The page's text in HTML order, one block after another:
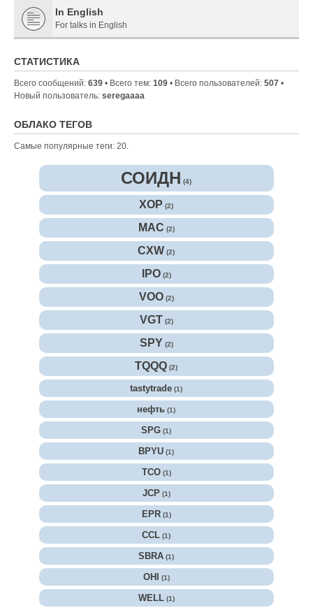
In English
For talks in English
СТАТИСТИКА
Всего сообщений: 639 • Всего тем: 109 • Всего пользователей: 507 •
Новый пользователь: seregaaaa
ОБЛАКО ТЕГОВ
Самые популярные теги: 20.
СОИДН (4)
XOP (2)
MAC (2)
CXW (2)
IPO (2)
VOO (2)
VGT (2)
SPY (2)
TQQQ (2)
tastytrade (1)
нефть (1)
SPG (1)
BPYU (1)
TCO (1)
JCP (1)
EPR (1)
CCL (1)
SBRA (1)
OHI (1)
WELL (1)